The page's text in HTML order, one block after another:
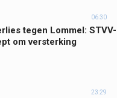
06:30
tegen Lommel: STVV-
om versterking
23:29